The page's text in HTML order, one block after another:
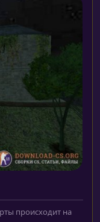
происходит на